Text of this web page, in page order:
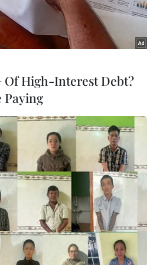
thanh toán dễ dàng, bảo mật và
tư với Apple Pay.
Cổ phần Tiên Phong
Pay cho phép chủ thẻ
Watch, Mac thanh toán
hay sử dụng dịch vụ thay
hàng.
Of High-Interest Debt?
Paying